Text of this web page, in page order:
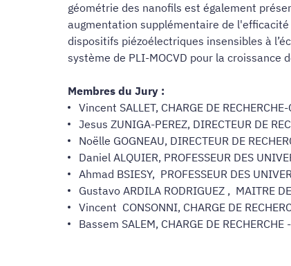
géométrie des nanofils est également
augmentation supplémentaire de
dispositifs piézoélectriques insensibles à
système de PLI-MOCVD pour la
Membres du Jury :
Vincent SALLET, CHARGE DE
Jesus ZUNIGA-PEREZ, DIRECTEUR DE
Noëlle GOGNEAU, DIRECTEUR DE
Daniel ALQUIER, PROFESSEUR DES
Ahmad BSIESY, PROFESSEUR DES
Gustavo ARDILA RODRIGUEZ , MAITRE
Vincent CONSONNI, CHARGE DE
Bassem SALEM, CHARGE DE